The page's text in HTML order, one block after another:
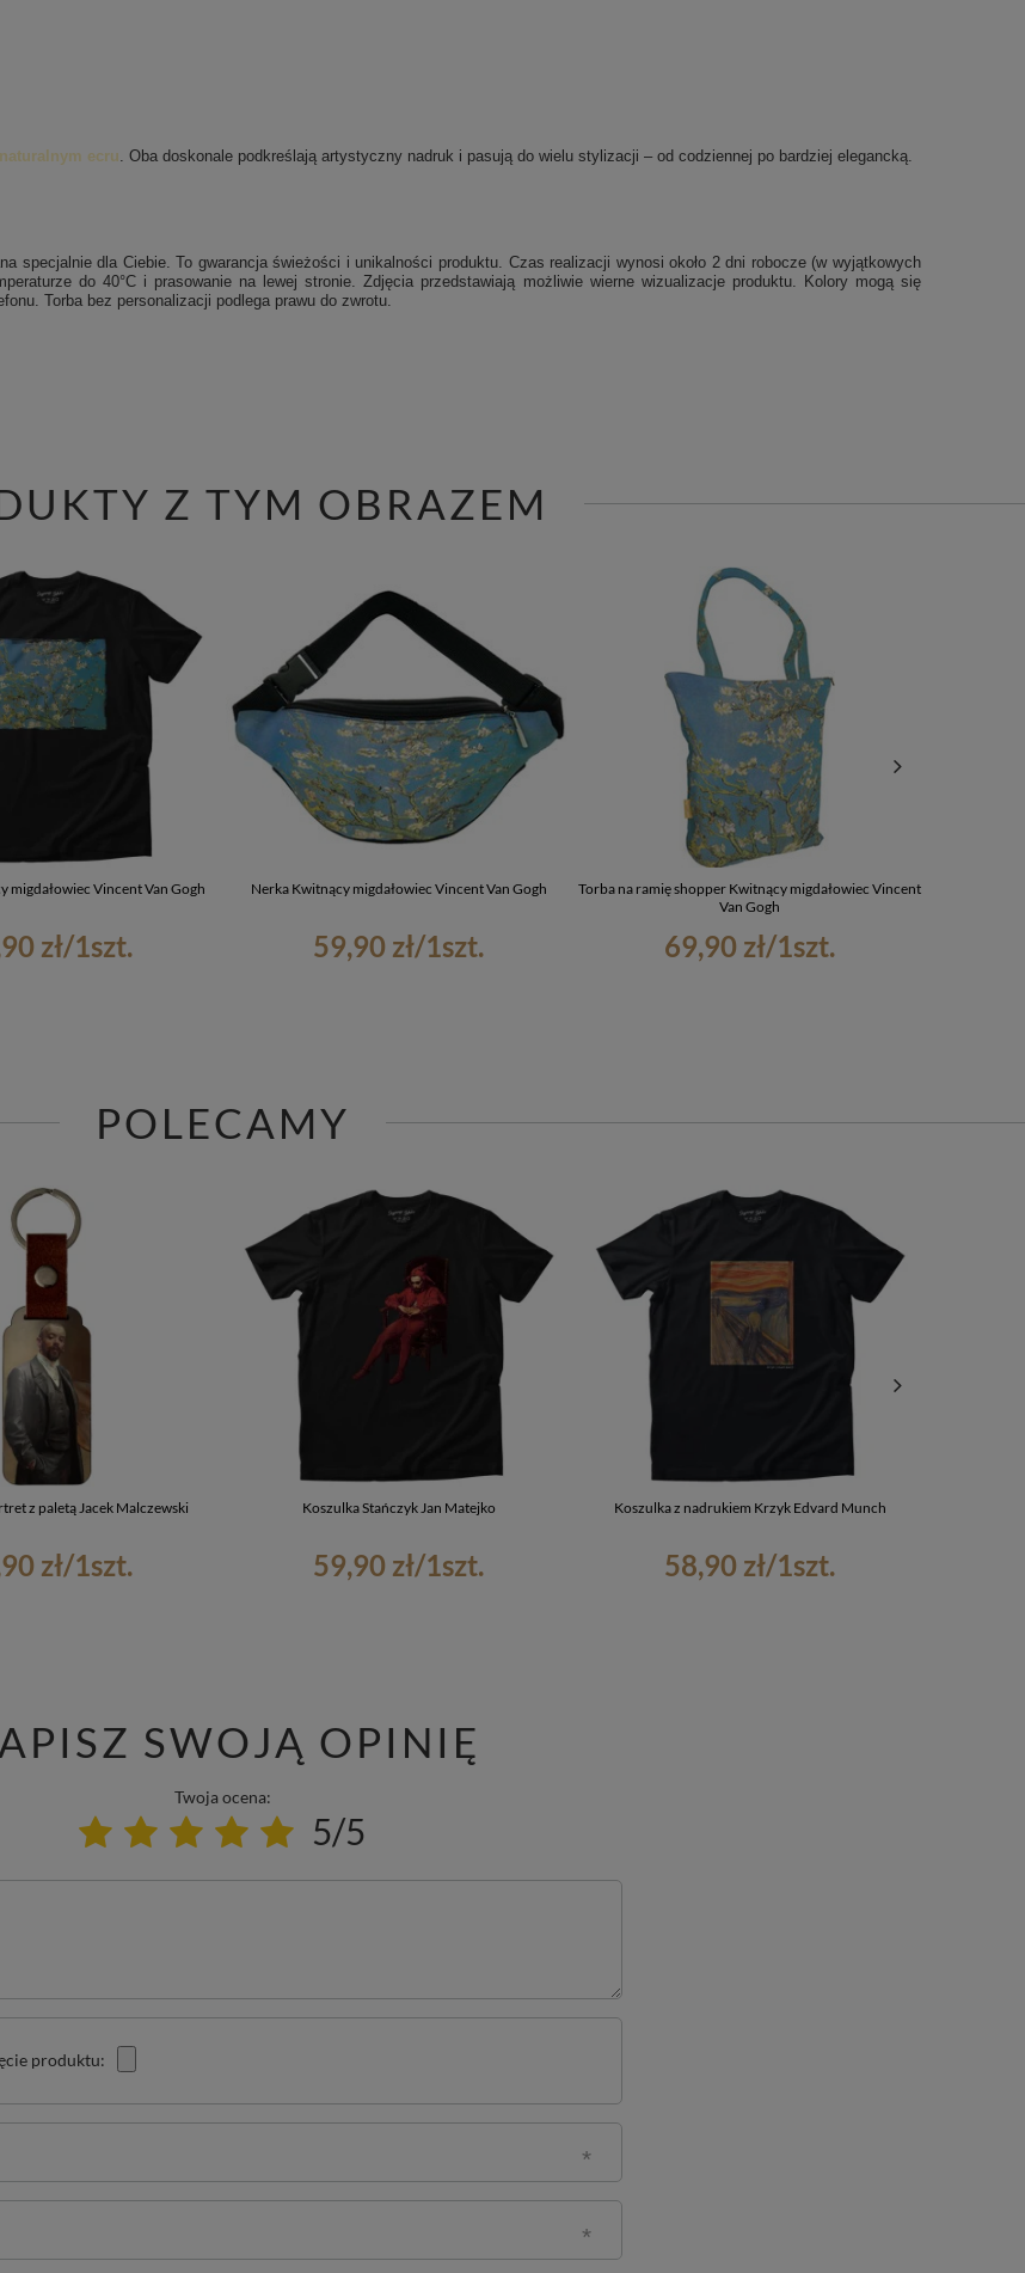
naturalnym ecru . Oba doskonale podkreślają artystyczny nadruk i pasują do wielu stylizacji – od codziennej po bardziej elegancką.
specjalnie dla Ciebie. To gwarancja świeżości i unikalności produktu. Czas realizacji wynosi około 2 dni robocze (w wyjątkowych
do 40°C i prasowanie na lewej stronie. Zdjęcia przedstawiają możliwie wierne wizualizacje produktu. Kolory mogą się
Torba bez personalizacji podlega prawu do zwrotu.
Z TYM OBRAZEM
migdałowiec Vincent Van Gogh
zł/1szt.
Nerka Kwitnący migdałowiec Vincent Van Gogh
59,90 zł/1szt.
Torba na ramię shopper Kwitnący migdałowiec Vincent
Van Gogh
69,90 zł/1szt.
POLECAMY
z paletą Jacek Malczewski
zł/1szt.
Koszulka Stańczyk Jan Matejko
59,90 zł/1szt.
Koszulka z nadrukiem Krzyk Edvard Munch
58,90 zł/1szt.
SWOJĄ OPINIĘ
Twoja ocena:
5/5
produktu: